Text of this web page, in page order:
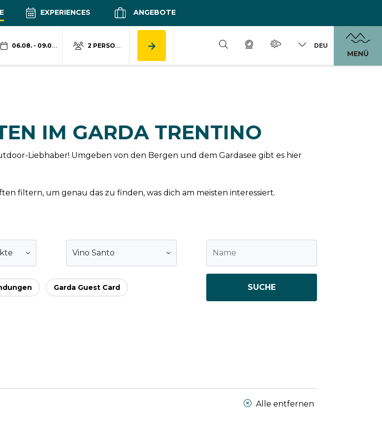
EXPERIENCES ANGEBOTE
06.08. - 09.08. 2 PERSONEN DEU
MENÜ
IM GARDA TRENTINO
Liebhaber! Umgeben von den Bergen und dem Gardasee gibt es hier
filtern, um genau das zu finden, was dich am meisten interessiert.
Vino Santo
Garda Guest Card SUCHE
Alle entfernen